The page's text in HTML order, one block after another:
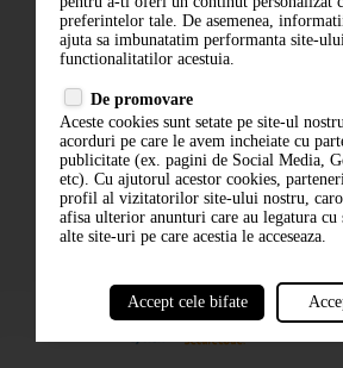
ABONARE LA NEWSLETTER
preferintelor tale. De asemenea,
ajuta sa imbunatatim performanta site-
functionalitatilor acestuia.
De promovare
Aceste cookies sunt setate pe site-ul
acorduri pe care le avem incheiate cu
publicitate (ex. pagini de Social Media,
etc). Cu ajutorul acestor cookies,
profil al vizitatorilor site-ului nostru,
afisa ulterior anunturi care au legatura cu
alte site-uri pe care acestia le acceseaza.
Accept cele bifate